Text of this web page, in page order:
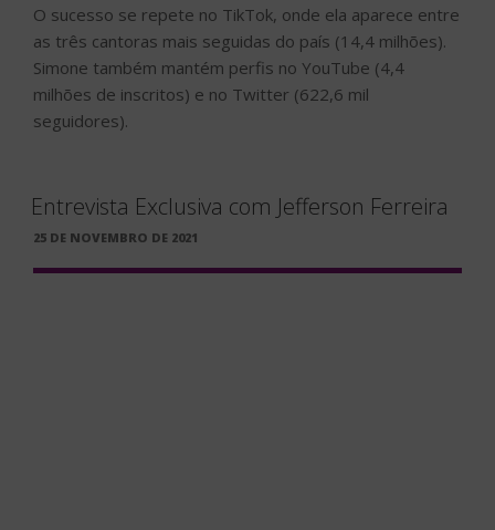
O sucesso se repete no TikTok, onde ela aparece entre
as três cantoras mais seguidas do país (14,4 milhões).
Simone também mantém perfis no YouTube (4,4
milhões de inscritos) e no Twitter (622,6 mil
seguidores).
Entrevista Exclusiva com Jefferson Ferreira
PUBLICADO
25 DE NOVEMBRO DE 2021